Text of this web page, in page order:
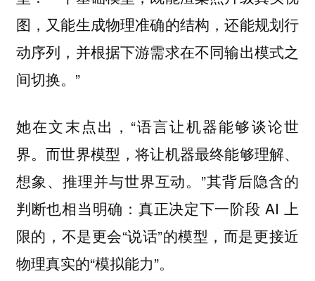
图，又能生成物理准确的结构，还能规划行
动序列，并根据下游需求在不同输出模式之
间切换。”
她在文末点出，“语言让机器能够谈论世
界。而世界模型，将让机器最终能够理解、
想象、推理并与世界互动。”其背后隐含的
判断也相当明确：真正决定下一阶段 AI 上
限的，不是更会“说话”的模型，而是更接近
物理真实的“模拟能力”。